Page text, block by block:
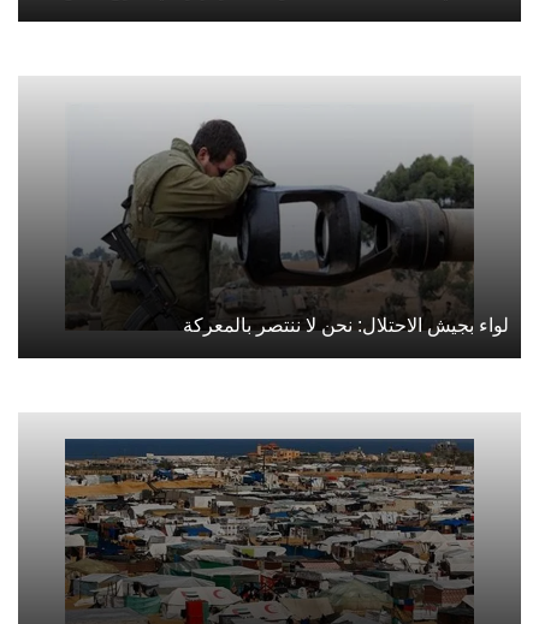
لواء بجيش الاحتلال: نحن لا ننتصر بالمعركة